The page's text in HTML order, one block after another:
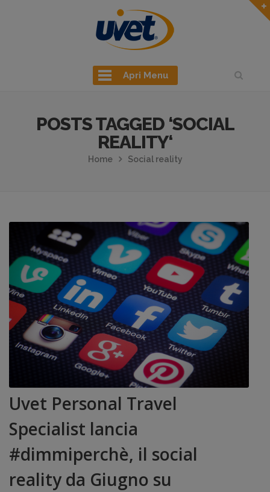
Apri Menu
POSTS TAGGED ‘SOCIAL
REALITY‘
Home Social reality
Uvet Personal Travel
Specialist lancia
#dimmiperchè, il social
reality da Giugno su